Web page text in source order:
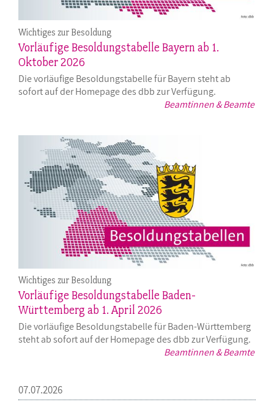
Beamtinnen & Beamte
Wichtiges zur Besoldung
Vorläufige Besoldungstabelle Bayern ab 1.
Oktober 2026
Die vorläufige Besoldungstabelle für Bayern steht ab
sofort auf der Homepage des dbb zur Verfügung.
Beamtinnen & Beamte
Wichtiges zur Besoldung
Vorläufige Besoldungstabelle Baden-
Württemberg ab 1. April 2026
Die vorläufige Besoldungstabelle für Baden-Württemberg
steht ab sofort auf der Homepage des dbb zur Verfügung.
07.07.2026